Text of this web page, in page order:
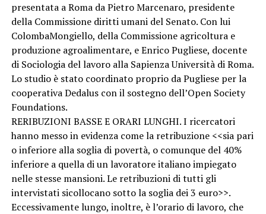
presentata a Roma da Pietro Marcenaro, presidente
della Commissione diritti umani del Senato. Con lui
ColombaMongiello, della Commissione agricoltura e
produzione agroalimentare, e Enrico Pugliese, docente
di Sociologia del lavoro alla Sapienza Università di Roma.
Lo studio è stato coordinato proprio da Pugliese per la
cooperativa Dedalus con il sostegno dell’Open Society
Foundations.
RERIBUZIONI BASSE E ORARI LUNGHI. I ricercatori
hanno messo in evidenza come la retribuzione <<sia pari
o inferiore alla soglia di povertà, o comunque del 40%
inferiore a quella di un lavoratore italiano impiegato
nelle stesse mansioni. Le retribuzioni di tutti gli
intervistati sicollocano sotto la soglia dei 3 euro>>.
Eccessivamente lungo, inoltre, è l’orario di lavoro, che